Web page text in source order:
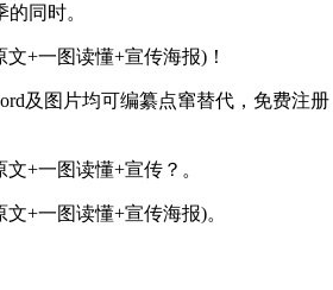
同时。
+一图读懂+宣传海报)！
图片均可编纂点窜替代，免费注
+一图读懂+宣传？。
+一图读懂+宣传海报)。